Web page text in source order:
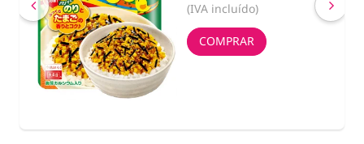
(IVA incluído)
COMPRAR